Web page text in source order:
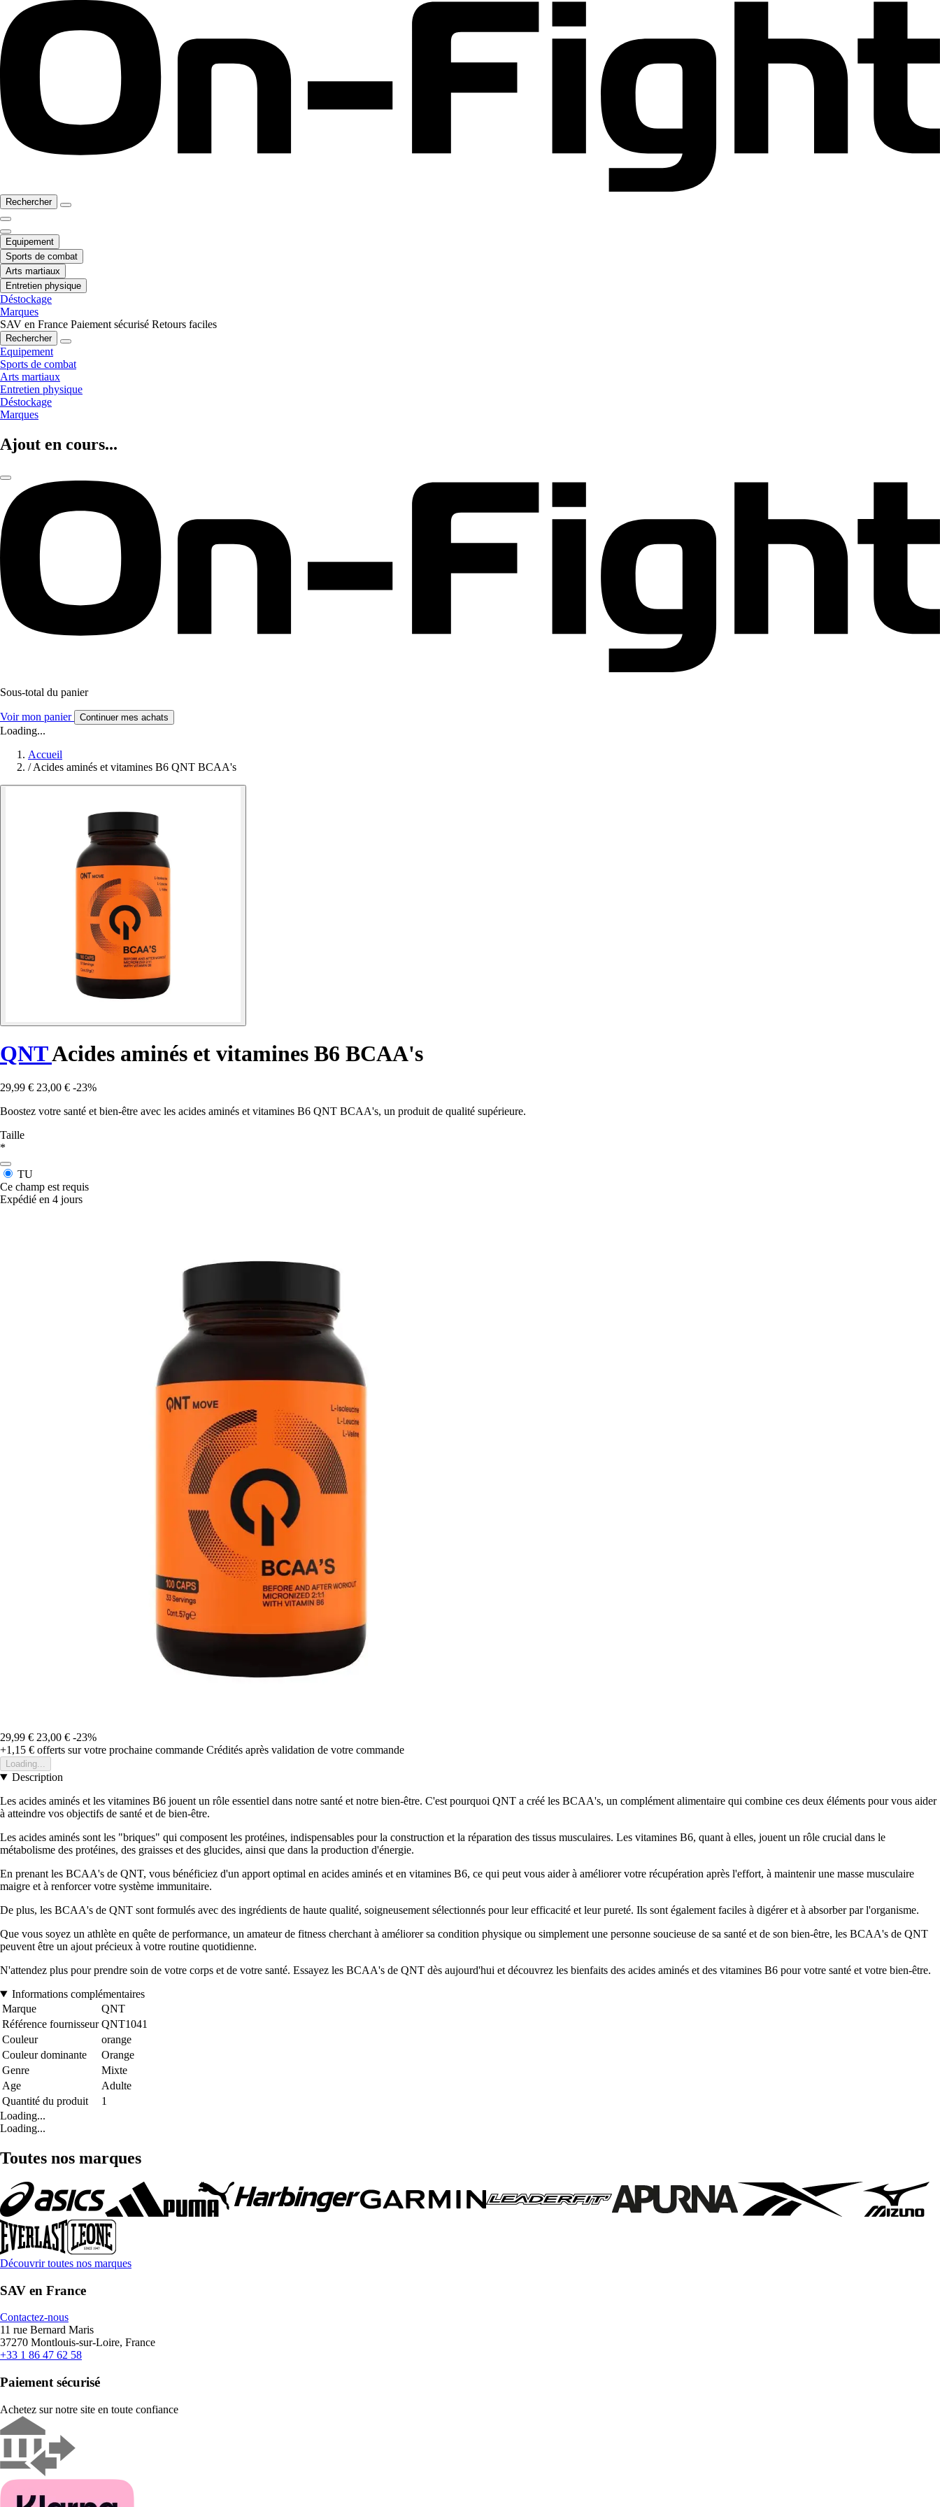
Rechercher
Equipement
Sports de combat
Arts martiaux
Entretien physique
Déstockage
Marques
SAV en France Paiement sécurisé Retours faciles
Rechercher
Equipement
Sports de combat
Arts martiaux
Entretien physique
Déstockage
Marques
Ajout en cours...
Sous-total du panier
Voir mon panier Continuer mes achats
Loading...
Accueil
/ Acides aminés et vitamines B6 QNT BCAA's
QNTAcides aminés et vitamines B6 BCAA's
29,99 € 23,00 € -23%
Boostez votre santé et bien-être avec les acides aminés et vitamines B6 QNT BCAA's, un produit de qualité supérieure.
Taille
*
TU
Ce champ est requis
Expédié en 4 jours
29,99 € 23,00 € -23%
+1,15 € offerts sur votre prochaine commande Crédités après validation de votre commande
Loading...
Description
Les acides aminés et les vitamines B6 jouent un rôle essentiel dans notre santé et notre bien-être. C'est pourquoi QNT a créé les BCAA's, un complément alimentaire qui combine ces deux éléments pour vous aider
à atteindre vos objectifs de santé et de bien-être.
Les acides aminés sont les "briques" qui composent les protéines, indispensables pour la construction et la réparation des tissus musculaires. Les vitamines B6, quant à elles, jouent un rôle crucial dans le
métabolisme des protéines, des graisses et des glucides, ainsi que dans la production d'énergie.
En prenant les BCAA's de QNT, vous bénéficiez d'un apport optimal en acides aminés et en vitamines B6, ce qui peut vous aider à améliorer votre récupération après l'effort, à maintenir une masse musculaire
maigre et à renforcer votre système immunitaire.
De plus, les BCAA's de QNT sont formulés avec des ingrédients de haute qualité, soigneusement sélectionnés pour leur efficacité et leur pureté. Ils sont également faciles à digérer et à absorber par l'organisme.
Que vous soyez un athlète en quête de performance, un amateur de fitness cherchant à améliorer sa condition physique ou simplement une personne soucieuse de sa santé et de son bien-être, les BCAA's de QNT
peuvent être un ajout précieux à votre routine quotidienne.
N'attendez plus pour prendre soin de votre corps et de votre santé. Essayez les BCAA's de QNT dès aujourd'hui et découvrez les bienfaits des acides aminés et des vitamines B6 pour votre santé et votre bien-être.
Informations complémentaires
Marque
QNT
Référence fournisseur QNT1041
Couleur
orange
Couleur dominante
Orange
Genre
Mixte
Age
Adulte
Quantité du produit
1
Loading...
Loading...
Toutes nos marques
Découvrir toutes nos marques
SAV en France
Contactez-nous
11 rue Bernard Maris
37270 Montlouis-sur-Loire, France
+33 1 86 47 62 58
Paiement sécurisé
Achetez sur notre site en toute confiance